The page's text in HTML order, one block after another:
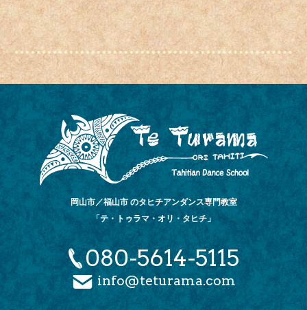
岡山市／福山市 のタヒチアンダンス専門教室
「テ・トゥラマ・オリ・タヒチ」
080-5614-5115
info@teturama.com